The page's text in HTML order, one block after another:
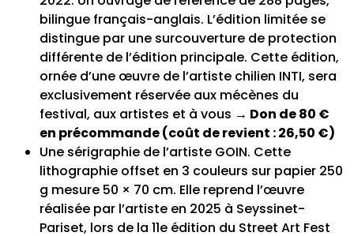
bilingue français-anglais. L’édition limitée se
distingue par une surcouverture de protection
différente de l’édition principale. Cette édition,
ornée d’une œuvre de l’artiste chilien INTI, sera
exclusivement réservée aux mécènes du
festival, aux artistes et à vous → Don de 80 €
en précommande (coût de revient : 26,50 €)
Une sérigraphie de l’artiste GOIN. Cette
lithographie offset en 3 couleurs sur papier 250
g mesure 50 × 70 cm. Elle reprend l’œuvre
réalisée par l’artiste en 2025 à Seyssinet-
Pariset, lors de la 11e édition du Street Art Fest